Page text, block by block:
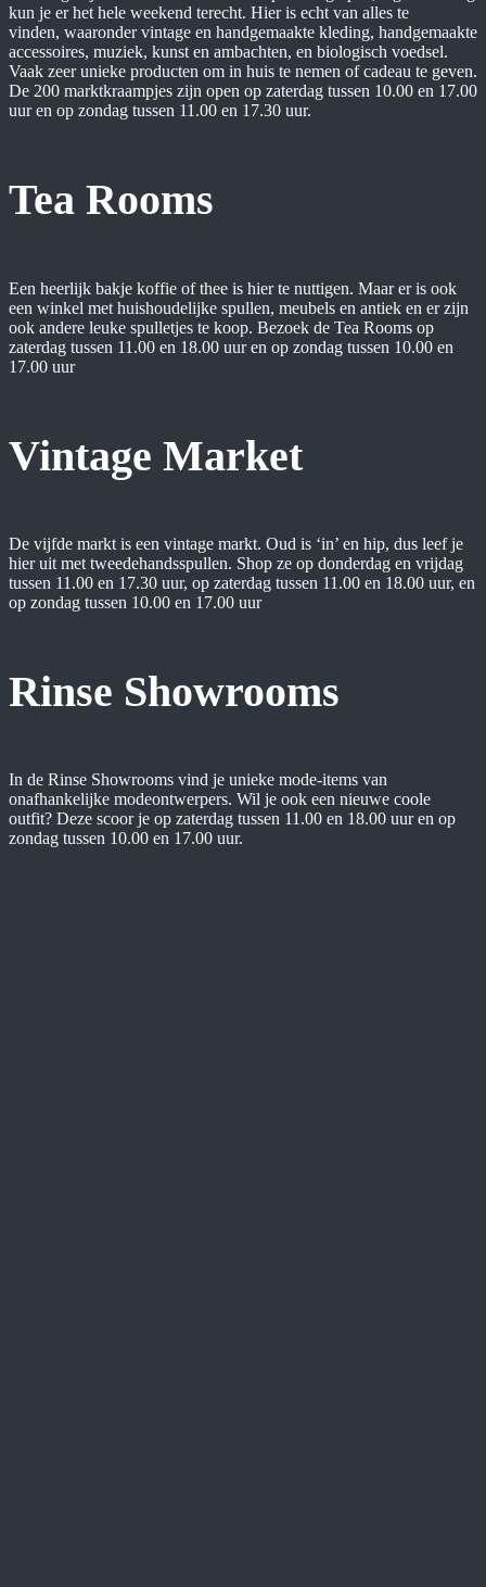
kun je er het hele weekend terecht. Hier is echt van alles te
vinden, waaronder vintage en handgemaakte kleding, handgemaakte
accessoires, muziek, kunst en ambachten, en biologisch voedsel.
Vaak zeer unieke producten om in huis te nemen of cadeau te geven.
De 200 marktkraampjes zijn open op zaterdag tussen 10.00 en 17.00
uur en op zondag tussen 11.00 en 17.30 uur.
Tea Rooms
Een heerlijk bakje koffie of thee is hier te nuttigen. Maar er is ook
een winkel met huishoudelijke spullen, meubels en antiek en er zijn
ook andere leuke spulletjes te koop. Bezoek de Tea Rooms op
zaterdag tussen 11.00 en 18.00 uur en op zondag tussen 10.00 en
17.00 uur
Vintage Market
De vijfde markt is een vintage markt. Oud is ‘in’ en hip, dus leef je
hier uit met tweedehandsspullen. Shop ze op donderdag en vrijdag
tussen 11.00 en 17.30 uur, op zaterdag tussen 11.00 en 18.00 uur, en
op zondag tussen 10.00 en 17.00 uur
Rinse Showrooms
In de Rinse Showrooms vind je unieke mode-items van
onafhankelijke modeontwerpers. Wil je ook een nieuwe coole
outfit? Deze scoor je op zaterdag tussen 11.00 en 18.00 uur en op
zondag tussen 10.00 en 17.00 uur.